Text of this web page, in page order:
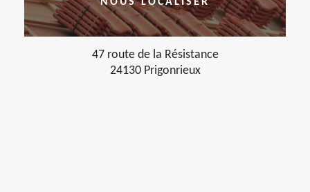
47 route de la Résistance
24130 Prigonrieux